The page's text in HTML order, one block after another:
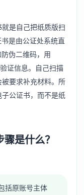
是自己把纸质版扫
是由公证处系统直
伪二维码，用
证信息。自己扫描
要求补充材料。所
公证书，而不是纸
是什么？
括原账号主体